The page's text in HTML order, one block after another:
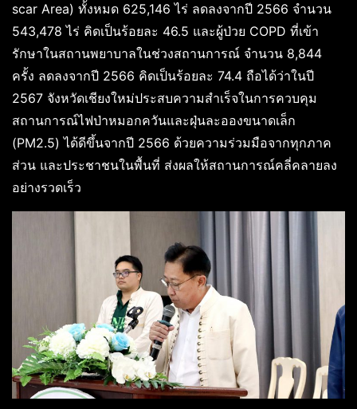
scar Area) ทั้งหมด 625,146 ไร่ ลดลงจากปี 2566 จำนวน
543,478 ไร่ คิดเป็นร้อยละ 46.5 และผู้ป่วย COPD ที่เข้า
รักษาในสถานพยาบาลในช่วงสถานการณ์ จำนวน 8,844
ครั้ง ลดลงจากปี 2566 คิดเป็นร้อยละ 74.4 ถือได้ว่าในปี
2567 จังหวัดเชียงใหม่ประสบความสำเร็จในการควบคุม
สถานการณ์ไฟป่าหมอกควันและฝุ่นละอองขนาดเล็ก
(PM2.5) ได้ดีขึ้นจากปี 2566 ด้วยความร่วมมือจากทุกภาค
ส่วน และประชาชนในพื้นที่ ส่งผลให้สถานการณ์คลี่คลายลง
อย่างรวดเร็ว